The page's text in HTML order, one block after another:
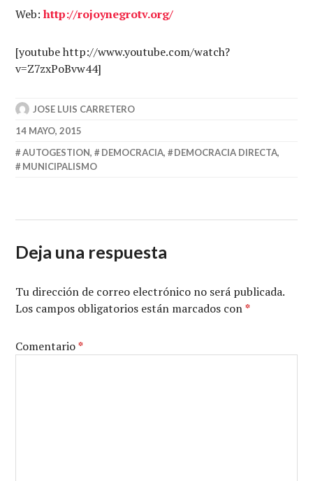
Web:http://rojoynegrotv.org/
[youtube http://www.youtube.com/watch?
v=Z7zxPoBvw44]
JOSE LUIS CARRETERO
14 MAYO, 2015
AUTOGESTION, DEMOCRACIA, DEMOCRACIA DIRECTA,
MUNICIPALISMO
Deja una respuesta
Tu dirección de correo electrónico no será publicada.
Los campos obligatorios están marcados con*
Comentario*